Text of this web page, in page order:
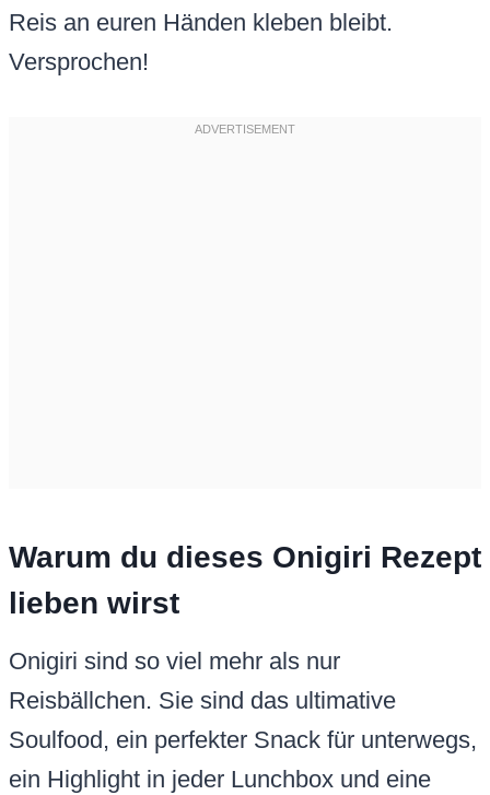
Reis an euren Händen kleben bleibt.
Versprochen!
Warum du dieses Onigiri Rezept
lieben wirst
Onigiri sind so viel mehr als nur
Reisbällchen. Sie sind das ultimative
Soulfood, ein perfekter Snack für unterwegs,
ein Highlight in jeder Lunchbox und eine